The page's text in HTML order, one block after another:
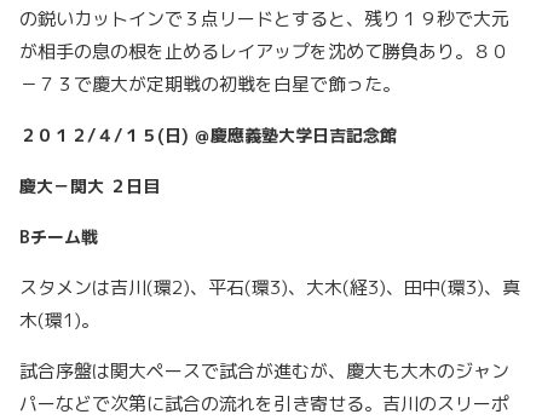
の鋭いカットインで３点リードとすると、残り１９秒で大元
が相手の息の根を止めるレイアップを沈めて勝負あり。８０
－７３で慶大が定期戦の初戦を白星で飾った。
２０１２/４/１５(日) ＠慶應義塾大学日吉記念館
慶大－関大 ２日目
Bチーム戦
スタメンは吉川(環2)、平石(環3)、大木(経3)、田中(環3)、真
木(環1)。
試合序盤は関大ペースで試合が進むが、慶大も大木のジャン
パーなどで次第に試合の流れを引き寄せる。吉川のスリーポ